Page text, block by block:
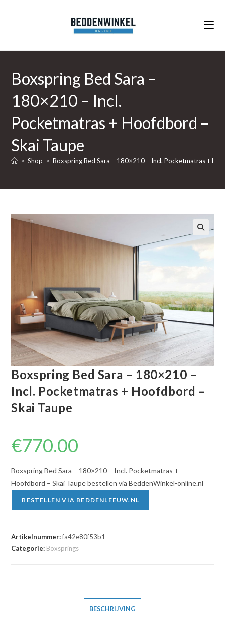
Boxspring Bed Sara –
180×210 – Incl.
Pocketmatras + Hoofdbord –
Skai Taupe
> Shop > Boxspring Bed Sara – 180×210 – Incl. Pocketmatras +
🔍
Boxspring Bed Sara – 180×210 –
Incl. Pocketmatras + Hoofdbord –
Skai Taupe
€770.00
Boxspring Bed Sara – 180×210 – Incl. Pocketmatras +
Hoofdbord – Skai Taupe bestellen via BeddenWinkel-online.nl
BESTELLEN VIA BEDDENLEEUW.NL
Artikelnummer:fa42e80f53b1
Categorie: Boxsprings
BESCHRIJVING